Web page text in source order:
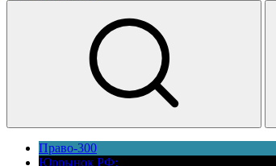
Право-300
Юррынок РФ: